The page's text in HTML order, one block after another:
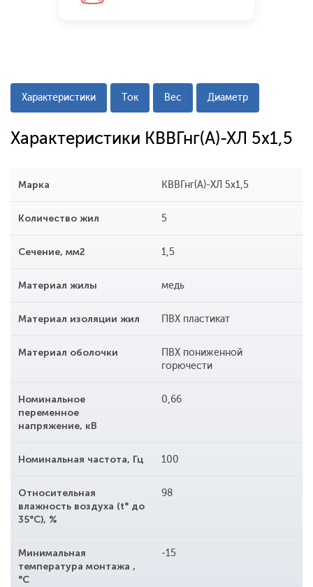
Характеристики Ток Вес Диаметр
Характеристики КВВГнг(А)-ХЛ 5x1,5
Марка КВВГнг(А)-ХЛ 5x1,5
Количество жил 5
Сечение, мм2 1,5
Материал жилы медь
Материал изоляции жил ПВХ пластикат
Материал оболочки
ПВХ пониженной
горючести
Номинальное
переменное
напряжение, кВ
0,66
Номинальная частота, Гц 100
Относительная
влажность воздуха (t° до
35°С), %
98
Минимальная
температура монтажа ,
°С
-15